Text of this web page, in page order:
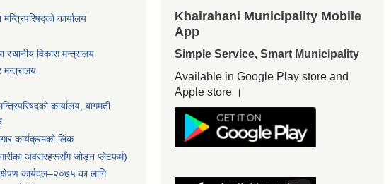
कार्यालय
स्थानीय विकास मन्त्रालय
कार्यालय, बागमती
कार्यक्रमको लिंक
अवसरहरूसँग जोड्न प्लेटफर्म)
कार्यदल–२०७५ का लागि
Khairahani Municipality Mobile
App
Simple Service, Smart Municipality
Available in Google Play store and
Apple store ।